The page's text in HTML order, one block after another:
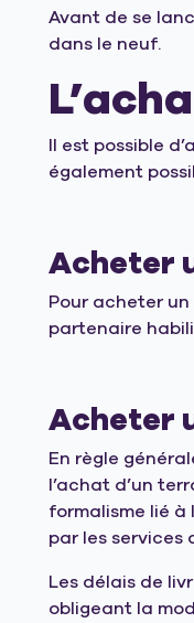
Avant de se
dans le neuf.
Il est possible
également
Acheter
Pour acheter
partenaire
Acheter
En règle
l’achat d’un
formalisme lié
par les services
Les délais de
obligeant la